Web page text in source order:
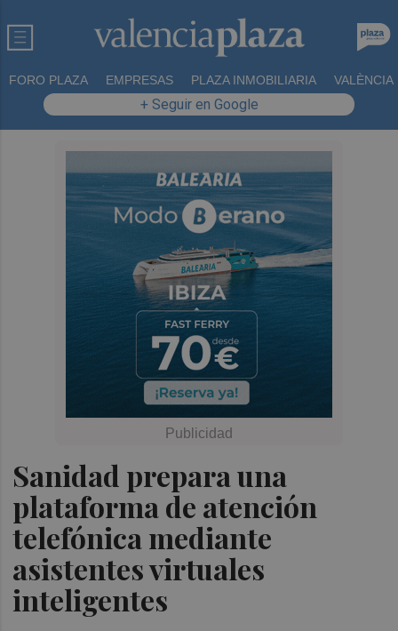
FORO PLAZA EMPRESAS PLAZA INMOBILIARIA VALÈNCIA
+ Seguir en Google
Sanidad prepara una
plataforma de atención
telefónica mediante
asistentes virtuales
inteligentes